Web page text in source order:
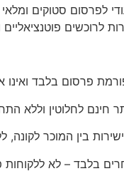
לרוכשים פוטנציאליים
פרסום בלבד ואינו
חינם לחלוטין וללא
בין המוכר לקונה,
בלבד – לא ללקוחות